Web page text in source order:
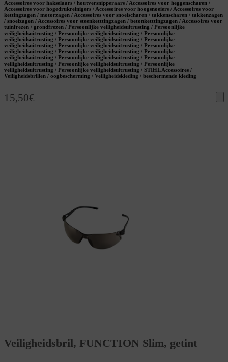
Accessoires voor hakselaars / houtversnipperaars / Accessoires voor heggenscharen /
Accessoires voor hogedrukreinigers / Accessoires voor hoogsnoeiers / Accessoires voor
kettingzagen / motorzagen / Accessoires voor snoeischaren / takkenscharen / takkenzagen
/ snoeizagen / Accessoires voor steenketttingzagen / betonketttingzagen / Accessoires voor
tuinfrezen / grondfrezen / Persoonlijke veiligheidsuitrusting / Persoonlijke
veiligheidsuitrusting / Persoonlijke veiligheidsuitrusting / Persoonlijke
veiligheidsuitrusting / Persoonlijke veiligheidsuitrusting / Persoonlijke
veiligheidsuitrusting / Persoonlijke veiligheidsuitrusting / Persoonlijke
veiligheidsuitrusting / Persoonlijke veiligheidsuitrusting / Persoonlijke
veiligheidsuitrusting / Persoonlijke veiligheidsuitrusting / Persoonlijke
veiligheidsuitrusting / Persoonlijke veiligheidsuitrusting / Persoonlijke
veiligheidsuitrusting / Persoonlijke veiligheidsuitrusting / STIHL Accessoires /
Veiligheidsbrillen / oogbescherming / Veiligheidskleding / beschermende kleding
15,50€
Veiligheidsbril, FUNCTION Slim, getint